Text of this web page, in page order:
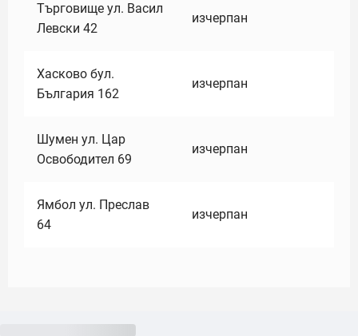
Търговище ул. Васил
Левски 42
изчерпан
Хасково бул.
България 162
изчерпан
Шумен ул. Цар
Освободител 69
изчерпан
Ямбол ул. Преслав
64
изчерпан